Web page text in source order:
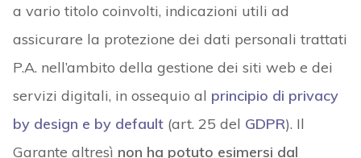
a vario titolo coinvolti, indicazioni utili ad
assicurare la protezione dei dati personali trattati
P.A. nell’ambito della gestione dei siti web e dei
servizi digitali, in ossequio al principio di privacy
by design e by default(art. 25 del GDPR). Il
Garante altresì non ha potuto esimersi dal